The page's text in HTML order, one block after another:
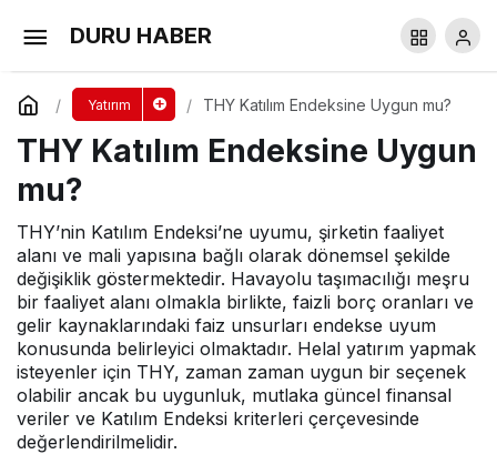
DURU HABER
Yatırım THY Katılım Endeksine Uygun mu?
THY Katılım Endeksine Uygun
mu?
THY’nin Katılım Endeksi’ne uyumu, şirketin faaliyet
alanı ve mali yapısına bağlı olarak dönemsel şekilde
değişiklik göstermektedir. Havayolu taşımacılığı meşru
bir faaliyet alanı olmakla birlikte, faizli borç oranları ve
gelir kaynaklarındaki faiz unsurları endekse uyum
konusunda belirleyici olmaktadır. Helal yatırım yapmak
isteyenler için THY, zaman zaman uygun bir seçenek
olabilir ancak bu uygunluk, mutlaka güncel finansal
veriler ve Katılım Endeksi kriterleri çerçevesinde
değerlendirilmelidir.
DOAS Katılım Endeksine Uygun mu?
Yorum Yap